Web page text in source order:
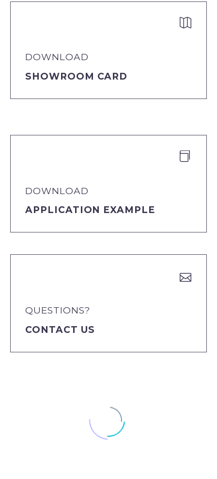


DOWNLOAD
SHOWROOM CARD


DOWNLOAD
APPLICATION EXAMPLE


QUESTIONS?
CONTACT US